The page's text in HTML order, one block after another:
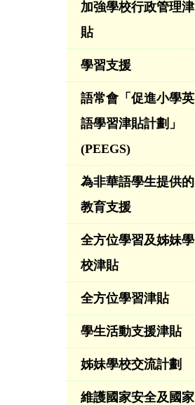
加強學校行政管理津
貼
學習支援
語常會「促進小學英
語學習津貼計劃」
(PEEGS)
為非華語學生提供的
教育支援
全方位學習及姊妹學
校津貼
全方位學習津貼
學生活動支援津貼
姊妹學校交流計劃
維護國家安全及國家